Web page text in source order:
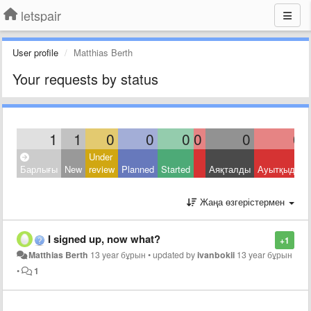
letspair
User profile Matthias Berth
Your requests by status
1 1 0 0 0 0 0 0
Барлығы New
Under
review Planned Started Аяқталды Ауытқыды
Жаңа өзгерістермен
+1
I signed up, now what?
Matthias Berth 13 year бұрын •updated byivanbokii 13 year бұрын
•
1